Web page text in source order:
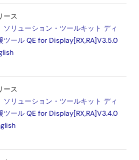
ース
ソリューション・ツールキット ディ
ツール QE for Display[RX,RA]V3.5.0
ース
ソリューション・ツールキット ディ
ツール QE for Display[RX,RA]V3.4.0